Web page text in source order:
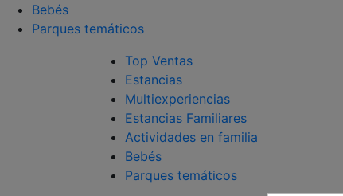
Bebés
Parques temáticos
Top Ventas
Estancias
Multiexperiencias
Estancias Familiares
Actividades en familia
Bebés
Parques temáticos